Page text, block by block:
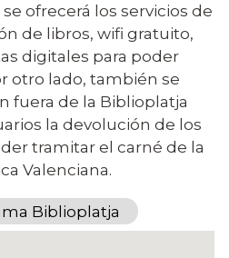
ofrecerá los servicios de
de libros, wifi gratuito,
digitales para poder
otro lado, también se
fuera de la Biblioplatja
la devolución de los
tramitar el carné de la
Valenciana.
Biblioplatja